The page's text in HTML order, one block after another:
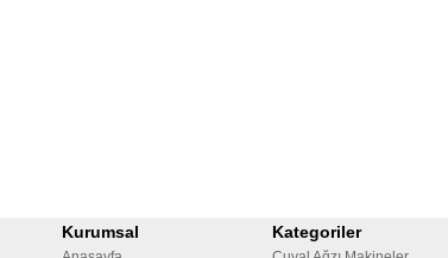
Kurumsal Kategoriler